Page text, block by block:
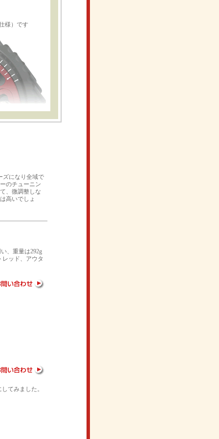
様）です
ズになり全域で
のチューニン
、微調整しな
高いでしょ
、重量は292g
レッド、アウタ
てみました。